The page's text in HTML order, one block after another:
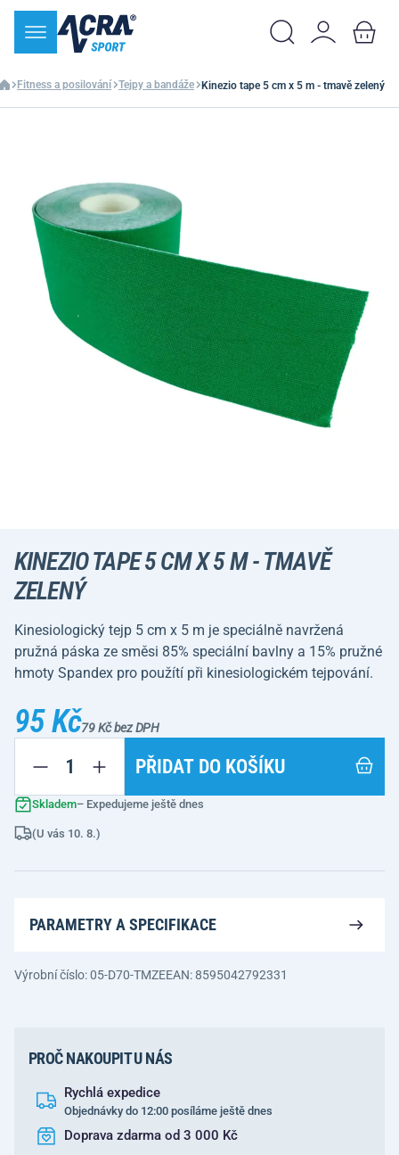
Fitness a posilování Tejpy a bandáže Kinezio tape 5 cm x 5 m - tmavě zelený
KINEZIO TAPE 5 CM X 5 M - TMAVĚ
ZELENÝ
Kinesiologický tejp 5 cm x 5 m je speciálně navržená
pružná páska ze směsi 85% speciální bavlny a 15% pružné
hmoty Spandex pro použítí při kinesiologickém tejpování.
95 Kč79 Kč bez DPH
PŘIDAT DO KOŠÍKU
Skladem– Expedujeme ještě dnes
(U vás 10. 8.)
PARAMETRY A SPECIFIKACE
Výrobní číslo: 05-D70-TMZEEAN: 8595042792331
PROČ NAKOUPIT U NÁS
Rychlá expedice
Objednávky do 12:00 posíláme ještě dnes
Doprava zdarma od 3 000 Kč